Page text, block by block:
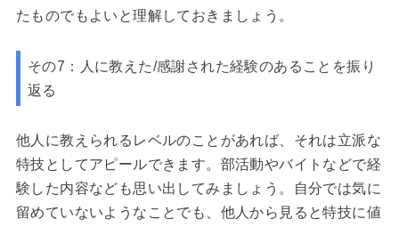
たものでもよいと理解しておきましょう。
その7：人に教えた/感謝された経験のあることを振り
返る
他人に教えられるレベルのことがあれば、それは立派な
特技としてアピールできます。部活動やバイトなどで経
験した内容なども思い出してみましょう。自分では気に
留めていないようなことでも、他人から見ると特技に値